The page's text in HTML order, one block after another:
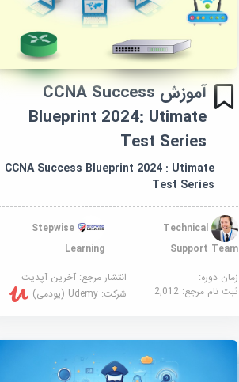
آموزش CCNA Success
Blueprint 2024: Utimate
Test Series
CCNA Success Blueprint 2024 : Utimate
Test Series
Technical
Support Team
Stepwise
Learning
زمان دوره:
انتشار مرجع: آخرین آپدیت
ثبت نام مرجع: 2,012 شرکت: Udemy (یودمی)